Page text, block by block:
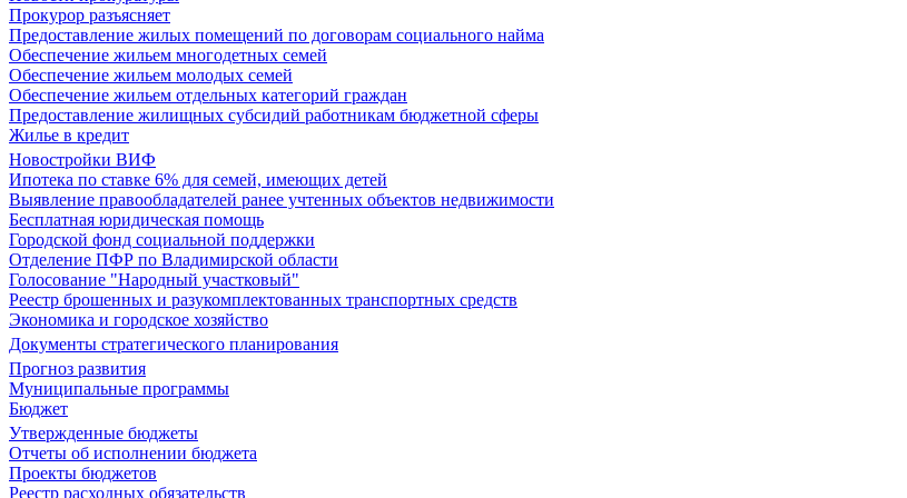
Прокурор разъясняет
Предоставление жилых помещений по договорам социального найма
Обеспечение жильем многодетных семей
Обеспечение жильем молодых семей
Обеспечение жильем отдельных категорий граждан
Предоставление жилищных субсидий работникам бюджетной сферы
Жилье в кредит
Новостройки ВИФ
Ипотека по ставке 6% для семей, имеющих детей
Выявление правообладателей ранее учтенных объектов недвижимости
Бесплатная юридическая помощь
Городской фонд социальной поддержки
Отделение ПФР по Владимирской области
Голосование "Народный участковый"
Реестр брошенных и разукомплектованных транспортных средств
Экономика и городское хозяйство
Документы стратегического планирования
Прогноз развития
Муниципальные программы
Бюджет
Утвержденные бюджеты
Отчеты об исполнении бюджета
Проекты бюджетов
Реестр расходных обязательств